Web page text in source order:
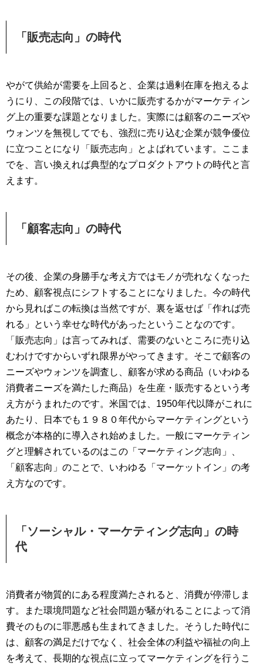
「販売志向」の時代
やがて供給が需要を上回ると、企業は過剰在庫を抱えるよ
うにり、この段階では、いかに販売するかがマーケティン
グ上の重要な課題となりました。実際には顧客のニーズや
ウォンツを無視してでも、強烈に売り込む企業が競争優位
に立つことになり「販売志向」とよばれています。ここま
でを、言い換えれば典型的なプロダクトアウトの時代と言
えます。
「顧客志向」の時代
その後、企業の身勝手な考え方ではモノが売れなくなった
ため、顧客視点にシフトすることになりました。今の時代
から見ればこの転換は当然ですが、裏を返せば「作れば売
れる」という幸せな時代があったということなのです。
「販売志向」は言ってみれば、需要のないところに売り込
むわけですからいずれ限界がやってきます。そこで顧客の
ニーズやウォンツを調査し、顧客が求める商品（いわゆる
消費者ニーズを満たした商品）を生産・販売するという考
え方がうまれたのです。米国では、1950年代以降がこれに
あたり、日本でも１９８０年代からマーケティングという
概念が本格的に導入され始めました。一般にマーケティン
グと理解されているのはこの「マーケティング志向」、
「顧客志向」のことで、いわゆる「マーケットイン」の考
え方なのです。
「ソーシャル・マーケティング志向」の時
代
消費者が物質的にある程度満たされると、消費が停滞しま
す。また環境問題など社会問題が騒がれることによって消
費そのものに罪悪感も生まれてきました。そうした時代に
は、顧客の満足だけでなく、社会全体の利益や福祉の向上
を考えて、長期的な視点に立ってマーケティングを行うこ